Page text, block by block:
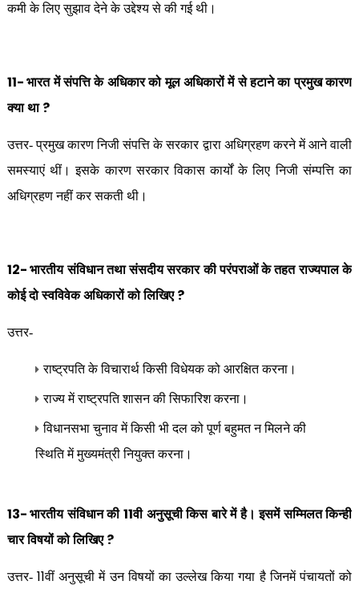
कमी के लिए सुझाव देने के उद्देश्य से की गई थी।
11-भारत में संपत्ति के अधिकार को मूल अधिकारों में से हटाने का प्रमुख कारण
क्या था ?
उत्तर- प्रमुख कारण निजी संपत्ति के सरकार द्वारा अधिग्रहण करने में आने वाली
समस्याएं थीं। इसके कारण सरकार विकास कार्यों के लिए निजी संम्पत्ति का
अधिग्रहण नहीं कर सकती थी।
12-भारतीय संविधान तथा संसदीय सरकार की परंपराओं के तहत राज्यपाल के
कोई दो स्वविवेक अधिकारों को लिखिए ?
उत्तर-
राष्ट्रपति के विचारार्थ किसी विधेयक को आरक्षित करना।
राज्य में राष्ट्रपति शासन की सिफारिश करना।
विधानसभा चुनाव में किसी भी दल को पूर्ण बहुमत न मिलने की
स्थिति में मुख्यमंत्री नियुक्त करना।
13-भारतीय संविधान की 11वी अनुसूची किस बारे में है। इसमें सम्मिलत किन्ही
चार विषयों को लिखिए ?
उत्तर-11वीं अनुसूची में उन विषयों का उल्लेख किया गया है जिनमें पंचायतों को